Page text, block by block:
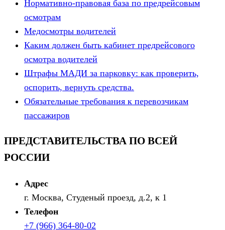
Нормативно-правовая база по предрейсовым
осмотрам
Медосмотры водителей
Каким должен быть кабинет предрейсового
осмотра водителей
Штрафы МАДИ за парковку: как проверить,
оспорить, вернуть средства.
Обязательные требования к перевозчикам
пассажиров
ПРЕДСТАВИТЕЛЬСТВА ПО ВСЕЙ
РОССИИ
Адрес
г. Москва, Студеный проезд, д.2, к 1
Телефон
+7 (966) 364-80-02